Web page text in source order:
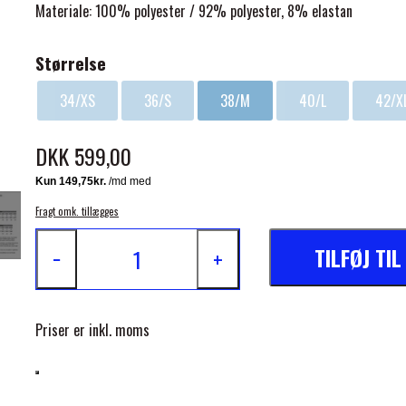
Materiale: 100% polyester / 92% polyester, 8% elastan
Størrelse
34/XS 36/S 38/M 40/L 42/
DKK 599,00
Fragt omk. tillægges
− + TILFØJ
Priser er inkl. moms